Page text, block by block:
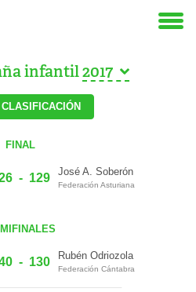
infantil
FINAL
- 129 José A. Soberón
Federación Asturiana
- 130 Rubén Odriozola
Federación Cántabra